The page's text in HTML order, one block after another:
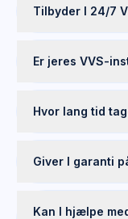
Tilbyder I 24/7
Er jeres VVS-
Hvor lang tid
Giver I garanti
Kan I hjælpe